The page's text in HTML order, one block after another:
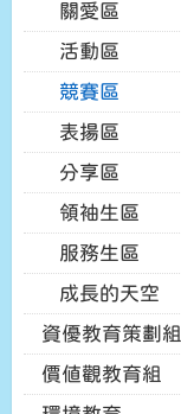
關愛區
活動區
競賽區
表揚區
分享區
領袖生區
服務生區
成長的天空
資優教育策劃組
價值觀教育組